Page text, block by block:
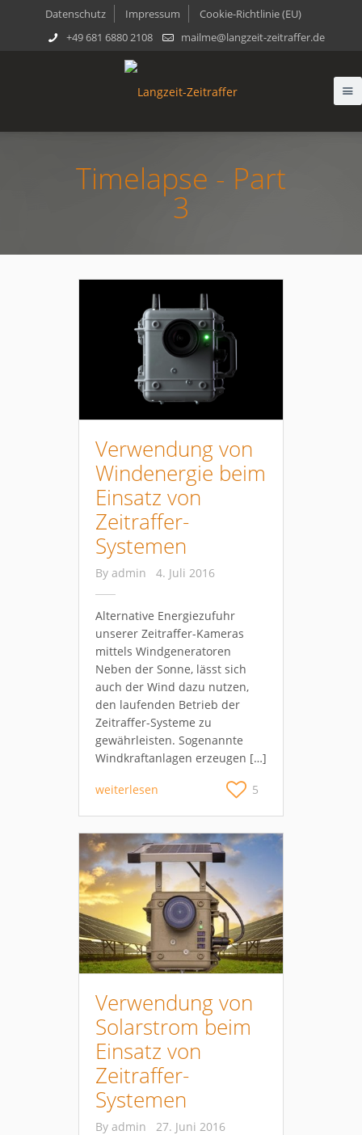
Datenschutz Impressum
Cookie-Richtlinie (EU)
+49 681 6880 2108
mailme@langzeit-zeitraffer.de
Timelapse - Part
3
Verwendung von
Windenergie beim
Einsatz von
Zeitraffer-
Systemen
By admin 4. Juli 2016
Alternative Energiezufuhr
unserer Zeitraffer-Kameras
mittels Windgeneratoren
Neben der Sonne, lässt sich
auch der Wind dazu nutzen,
den laufenden Betrieb der
Zeitraffer-Systeme zu
gewährleisten. Sogenannte
Windkraftanlagen erzeugen […]
weiterlesen 5
Verwendung von
Solarstrom beim
Einsatz von
Zeitraffer-
Systemen
By admin 27. Juni 2016